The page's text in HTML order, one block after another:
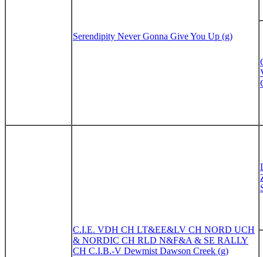
Serendipity Never Gonna Give You Up (g)
C.I.E. VDH CH LT&EE&LV CH NORD UCH
& NORDIC CH RLD N&F&A & SE RALLY
CH C.I.B.-V Dewmist Dawson Creek (g)